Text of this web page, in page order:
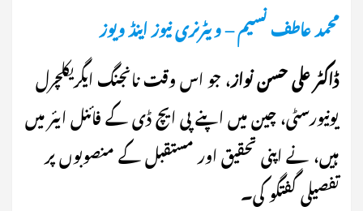
محمد عاطف نسیم – ویٹرنری نیوز اینڈ ویوز
ڈاکٹر علی حسن نواز، جو اس وقت نانجنگ ایگریکلچرل
یونیورسٹی، چین میں اپنے پی ایچ ڈی کے فائنل ایئر میں
ہیں، نے اپنی تحقیق اور مستقبل کے منصوبوں پر
تفصیلی گفتگو کی۔